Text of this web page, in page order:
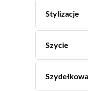
Stylizacje
Szycie